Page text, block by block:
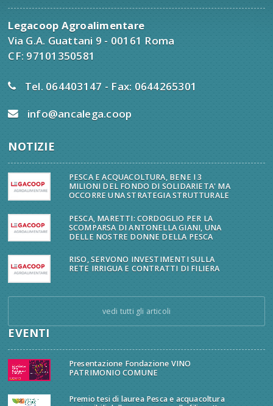
Legacoop Agroalimentare
Via G.A. Guattani 9 - 00161 Roma
CF: 97101350581
Tel. 064403147 - Fax: 0644265301
info@ancalega.coop
NOTIZIE
PESCA E ACQUACOLTURA, BENE I 3
MILIONI DEL FONDO DI SOLIDARIETA' MA
OCCORRE UNA STRATEGIA STRUTTURALE
PESCA, MARETTI: CORDOGLIO PER LA
SCOMPARSA DI ANTONELLA GIANI, UNA
DELLE NOSTRE DONNE DELLA PESCA
RISO, SERVONO INVESTIMENTI SULLA
RETE IRRIGUA E CONTRATTI DI FILIERA
vedi tutti gli articoli
EVENTI
Presentazione Fondazione VINO
PATRIMONIO COMUNE
Premio tesi di laurea Pesca e acquacoltura